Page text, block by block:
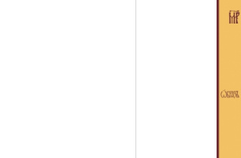
Ювелирные изделия